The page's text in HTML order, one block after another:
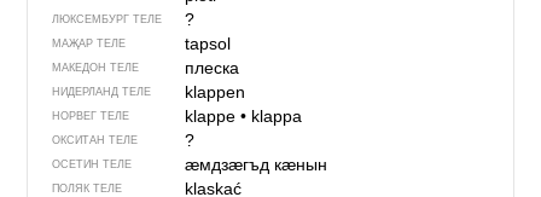
ЛЮКСЕМБУРГ ТЕЛЕ ?
МАҖАР ТЕЛЕ tapsol
МАКЕДОН ТЕЛЕ плеска
НИДЕРЛАНД ТЕЛЕ klappen
НОРВЕГ ТЕЛЕ klappe• klappa
ОКСИТАН ТЕЛЕ ?
ОСЕТИН ТЕЛЕ ӕмдзӕгъд кӕнын
ПОЛЯК ТЕЛЕ klaskać